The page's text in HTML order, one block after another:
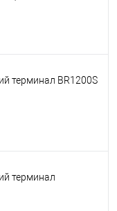
терминал BR1200S
терминал